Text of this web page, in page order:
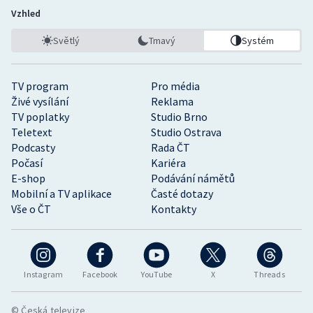
Instagram Facebook YouTube X Threads
TV program
Pro média
Živé vysílání
Reklama
TV poplatky
Studio Brno
Teletext
Studio Ostrava
Podcasty
Rada ČT
Počasí
Kariéra
E-shop
Podávání námětů
Mobilní a TV aplikace
Časté dotazy
Vše o ČT
Kontakty
Vzhled
Světlý Tmavý Systém
© Česká televize